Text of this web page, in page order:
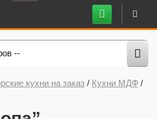
--
кухни на заказ / Кухни МДФ /